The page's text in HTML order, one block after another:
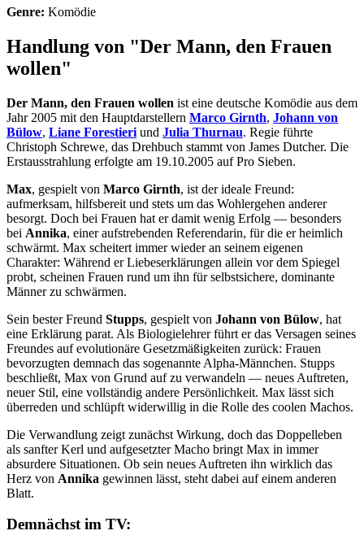
Genre: Komödie
Handlung von "Der Mann, den Frauen
wollen"
Der Mann, den Frauen wollen ist eine deutsche Komödie aus dem
Jahr 2005 mit den Hauptdarstellern Marco Girnth, Johann von
Bülow, Liane Forestieri und Julia Thurnau. Regie führte
Christoph Schrewe, das Drehbuch stammt von James Dutcher. Die
Erstausstrahlung erfolgte am 19.10.2005 auf Pro Sieben.
Max, gespielt von Marco Girnth, ist der ideale Freund:
aufmerksam, hilfsbereit und stets um das Wohlergehen anderer
besorgt. Doch bei Frauen hat er damit wenig Erfolg — besonders
bei Annika, einer aufstrebenden Referendarin, für die er heimlich
schwärmt. Max scheitert immer wieder an seinem eigenen
Charakter: Während er Liebeserklärungen allein vor dem Spiegel
probt, scheinen Frauen rund um ihn für selbstsichere, dominante
Männer zu schwärmen.
Sein bester Freund Stupps, gespielt von Johann von Bülow, hat
eine Erklärung parat. Als Biologielehrer führt er das Versagen seines
Freundes auf evolutionäre Gesetzmäßigkeiten zurück: Frauen
bevorzugten demnach das sogenannte Alpha-Männchen. Stupps
beschließt, Max von Grund auf zu verwandeln — neues Auftreten,
neuer Stil, eine vollständig andere Persönlichkeit. Max lässt sich
überreden und schlüpft widerwillig in die Rolle des coolen Machos.
Die Verwandlung zeigt zunächst Wirkung, doch das Doppelleben
als sanfter Kerl und aufgesetzter Macho bringt Max in immer
absurdere Situationen. Ob sein neues Auftreten ihn wirklich das
Herz von Annika gewinnen lässt, steht dabei auf einem anderen
Blatt.
Demnächst im TV: